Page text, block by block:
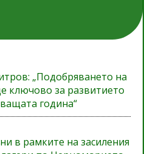
„Подобряването на
ключово за развитието
година“
в рамките на засиления